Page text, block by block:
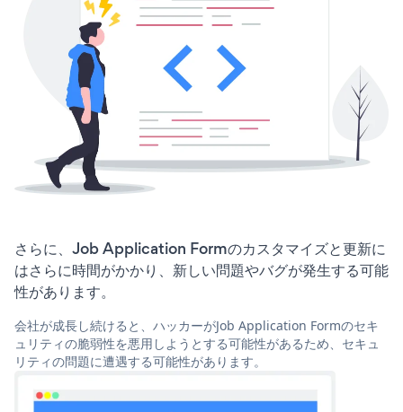
さらに、Job Application Formのカスタマイズと更新に
はさらに時間がかかり、新しい問題やバグが発生する可能
性があります。
会社が成長し続けると、ハッカーがJob Application Formのセキ
ュリティの脆弱性を悪用しようとする可能性があるため、セキュ
リティの問題に遭遇する可能性があります。